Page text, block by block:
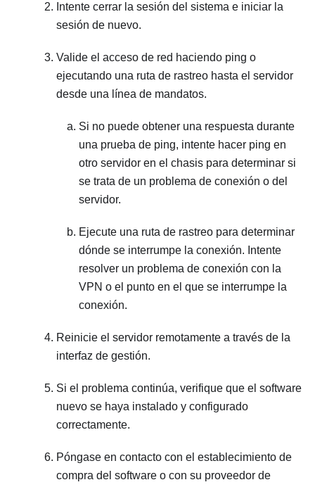
Intente cerrar la sesión del sistema e iniciar la
sesión de nuevo.
Valide el acceso de red haciendo ping o
ejecutando una ruta de rastreo hasta el servidor
desde una línea de mandatos.
Si no puede obtener una respuesta durante
una prueba de ping, intente hacer ping en
otro servidor en el chasis para determinar si
se trata de un problema de conexión o del
servidor.
Ejecute una ruta de rastreo para determinar
dónde se interrumpe la conexión. Intente
resolver un problema de conexión con la
VPN o el punto en el que se interrumpe la
conexión.
Reinicie el servidor remotamente a través de la
interfaz de gestión.
Si el problema continúa, verifique que el software
nuevo se haya instalado y configurado
correctamente.
Póngase en contacto con el establecimiento de
compra del software o con su proveedor de